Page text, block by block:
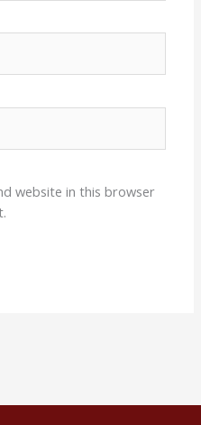
website in this browser